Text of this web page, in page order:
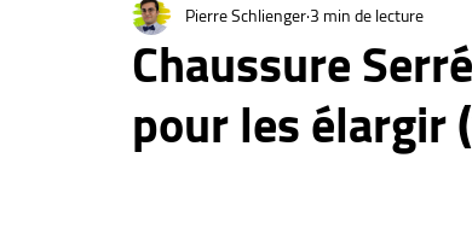
Chaussure
pour les élargir
Pierre Schlienger3 min de lecture